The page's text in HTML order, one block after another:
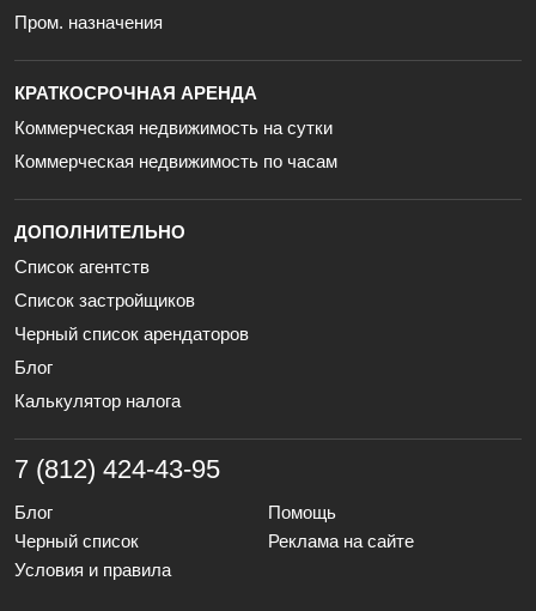
Пром. назначения
КРАТКОСРОЧНАЯ АРЕНДА
Коммерческая недвижимость на сутки
Коммерческая недвижимость по часам
ДОПОЛНИТЕЛЬНО
Список агентств
Список застройщиков
Черный список арендаторов
Блог
Калькулятор налога
7 (812) 424-43-95
Блог
Помощь
Черный список
Реклама на сайте
Условия и правила